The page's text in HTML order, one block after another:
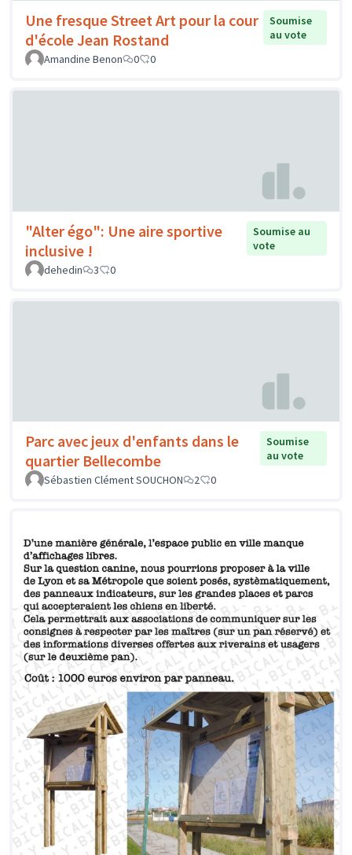
Une fresque Street Art pour la cour
d'école Jean Rostand
Soumise
au vote
Amandine Benon
0 0
"Alter égo": Une aire sportive
inclusive !
Soumise au
vote
dehedin
3 0
Parc avec jeux d'enfants dans le
quartier Bellecombe
Soumise
au vote
Sébastien Clément SOUCHON
2 0